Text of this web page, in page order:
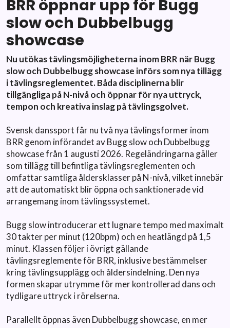
BRR öppnar upp för Bugg
slow och Dubbelbugg
showcase
Nu utökas tävlingsmöjligheterna inom BRR när Bugg
slow och Dubbelbugg showcase införs som nya tillägg
i tävlingsreglementet. Båda disciplinerna blir
tillgängliga på N-nivå och öppnar för nya uttryck,
tempon och kreativa inslag på tävlingsgolvet.
Svensk danssport får nu två nya tävlingsformer inom
BRR genom införandet av Bugg slow och Dubbelbugg
showcase från 1 augusti 2026. Regeländringarna gäller
som tillägg till befintliga tävlingsreglementen och
omfattar samtliga åldersklasser på N-nivå, vilket innebär
att de automatiskt blir öppna och sanktionerade vid
arrangemang inom tävlingssystemet.
Bugg slow introducerar ett lugnare tempo med maximalt
30 takter per minut (120bpm) och en heatlängd på 1,5
minut. Klassen följer i övrigt gällande
tävlingsreglemente för BRR, inklusive bestämmelser
kring tävlingsupplägg och åldersindelning. Den nya
formen skapar utrymme för mer kontrollerad dans och
tydligare uttryck i rörelserna.
Parallellt öppnas även Dubbelbugg showcase, en mer